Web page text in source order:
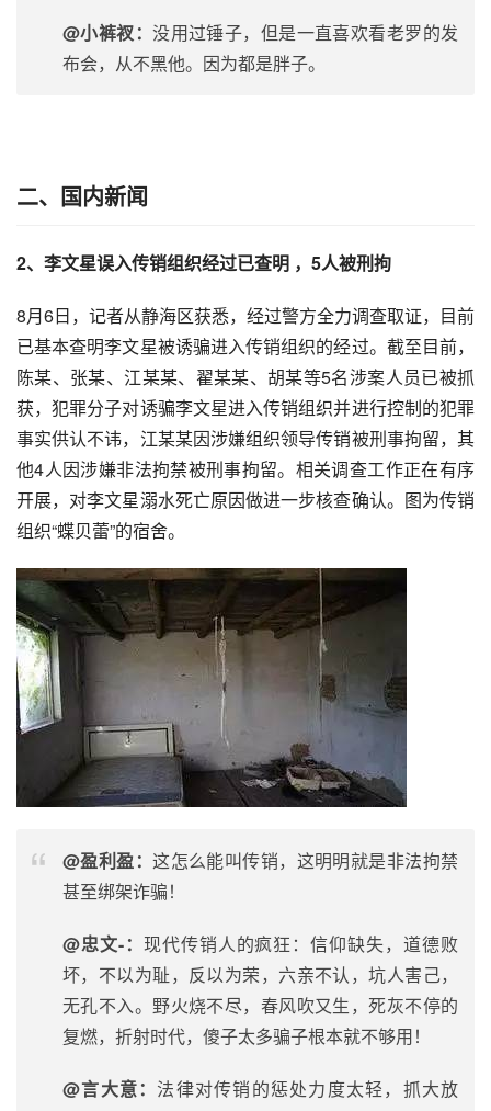
@小裤衩：没用过锤子，但是一直喜欢看老罗的发
布会，从不黑他。因为都是胖子。
二、 国内新闻
2、李文星误入传销组织经过已查明 ，5人被刑拘
8月6日，记者从静海区获悉，经过警方全力调查取证，目前
已基本查明李文星被诱骗进入传销组织的经过。截至目前，
陈某、张某、江某某、翟某某、胡某等5名涉案人员已被抓
获，犯罪分子对诱骗李文星进入传销组织并进行控制的犯罪
事实供认不讳，江某某因涉嫌组织领导传销被刑事拘留，其
他4人因涉嫌非法拘禁被刑事拘留。相关调查工作正在有序
开展，对李文星溺水死亡原因做进一步核查确认。图为传销
组织“蝶贝蕾”的宿舍。
@盈利盈：这怎么能叫传销，这明明就是非法拘禁
甚至绑架诈骗！
@忠文-： 现代传销人的疯狂：信仰缺失，道德败
坏，不以为耻，反以为荣，六亲不认，坑人害己，
无孔不入。野火烧不尽，春风吹又生，死灰不停的
复燃，折射时代，傻子太多骗子根本就不够用！
@言大意： 法律对传销的惩处力度太轻，抓大放